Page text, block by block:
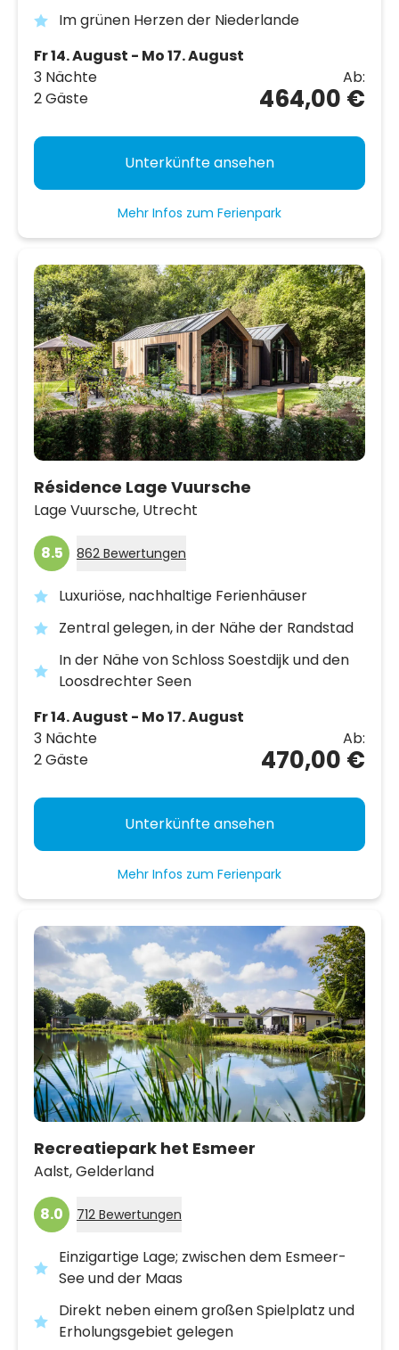
Im grünen Herzen der Niederlande
Fr 14. August - Mo 17. August
3 Nächte
2 Gäste
Ab:
464,00 €
Unterkünfte ansehen
Mehr Infos zum Ferienpark
Résidence Lage Vuursche
Lage Vuursche, Utrecht
8.5 862 Bewertungen
Luxuriöse, nachhaltige Ferienhäuser
Zentral gelegen, in der Nähe der Randstad
In der Nähe von Schloss Soestdijk und den
Loosdrechter Seen
Fr 14. August - Mo 17. August
3 Nächte
2 Gäste
Ab:
470,00 €
Unterkünfte ansehen
Mehr Infos zum Ferienpark
Recreatiepark het Esmeer
Aalst,Gelderland
8.0 712 Bewertungen
Einzigartige Lage; zwischen dem Esmeer-
See und der Maas
Direkt neben einem großen Spielplatz und
Erholungsgebiet gelegen